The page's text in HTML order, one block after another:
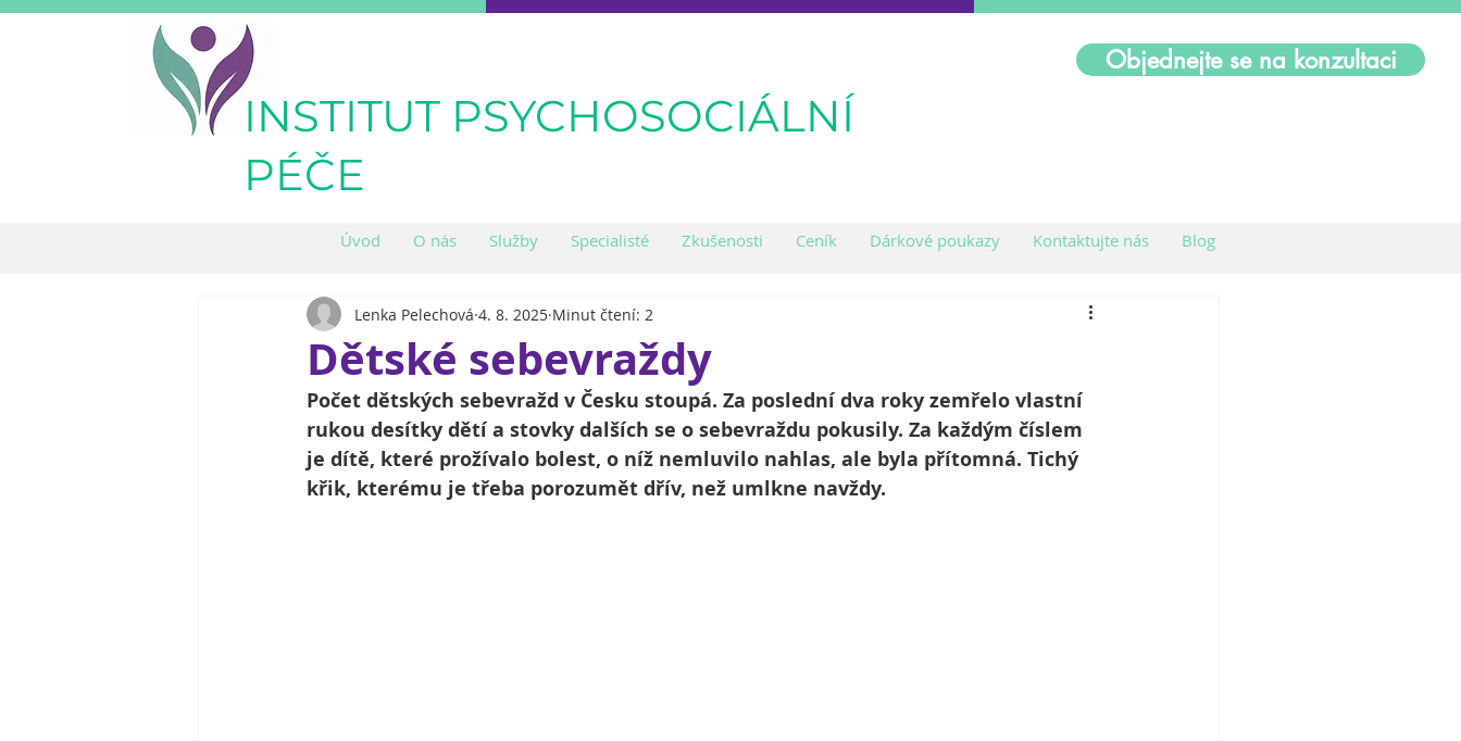
Objednejte se na konzultaci
INSTITUT PSYCHOSOCIÁLNÍ
PÉČE
Úvod O nás Služby Specialisté Zkušenosti Ceník Dárkové poukazy Kontaktujte nás Blog
Dětské sebevraždy
Lenka Pelechová 4. 8. 2025 Minut čtení: 2
Počet dětských sebevražd v Česku stoupá. Za poslední dva roky zemřelo vlastní
rukou desítky dětí a stovky dalších se o sebevraždu pokusily. Za každým číslem
je dítě, které prožívalo bolest, o níž nemluvilo nahlas, ale byla přítomná. Tichý
křik, kterému je třeba porozumět dřív, než umlkne navždy.